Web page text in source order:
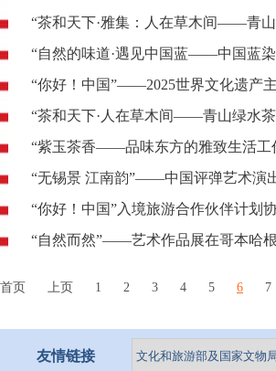
“茶和天下·雅集：人在草木间——青
“自然的味道·遇见中国蓝——中国蓝
“你好！中国”——2025世界文化遗产
“茶和天下·人在草木间——青山绿水
“紫玉茶香——品味东方的雅致生活工
“无锡景 江南韵”——中国评弹艺术演
“你好！中国”入境旅游合作伙伴计划
“自然而然”——艺术作品展在哥本哈
首页 上页 1 2 3 4 5 6 7
友情链接